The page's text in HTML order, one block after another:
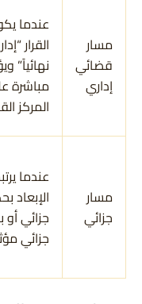
مسار
قضائي
إداري
عندما
القرار
نهائياً”
مباشرة
المركز
مسار
جزائي
عندما
الإبعاد
جزائي
جزائي